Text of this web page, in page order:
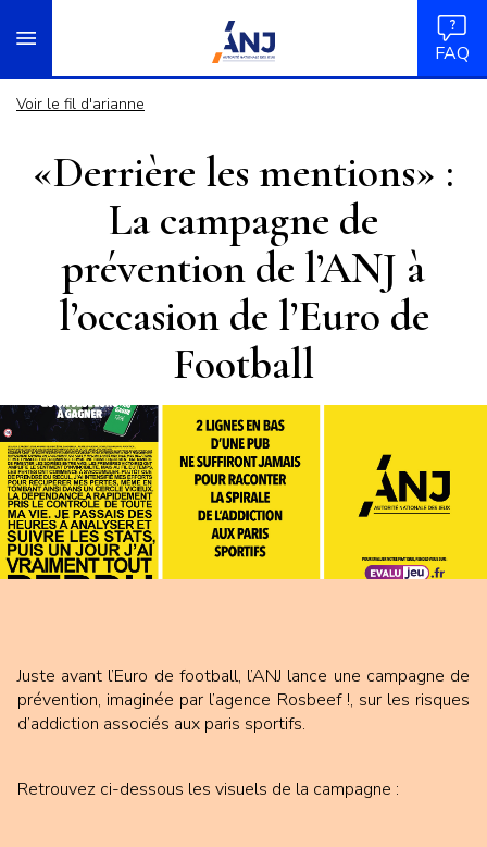
au
accueil
FAQ
Voir le fil d'arianne
«Derrière les mentions» :
La campagne de
prévention de l’ANJ à
l’occasion de l’Euro de
Football
Juste avant l’Euro de football, l’ANJ lance une campagne de
prévention, imaginée par l’agence Rosbeef !, sur les risques
d’addiction associés aux paris sportifs.
Retrouvez ci-dessous les visuels de la campagne :